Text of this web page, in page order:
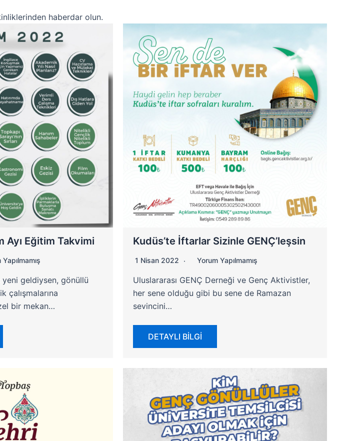
haberdar olun.
Ayı Eğitim Takvimi
geldiysen, gönüllü
çalışmalarına
bir mekan…
Kudüs’te İftarlar Sizinle GENÇ’leşsin
1 Nisan 2022 Yorum Yapılmamış
Uluslararası GENÇ Derneği ve Genç Aktivistler,
her sene olduğu gibi bu sene de Ramazan
sevincini…
DETAYLI BİLGİ